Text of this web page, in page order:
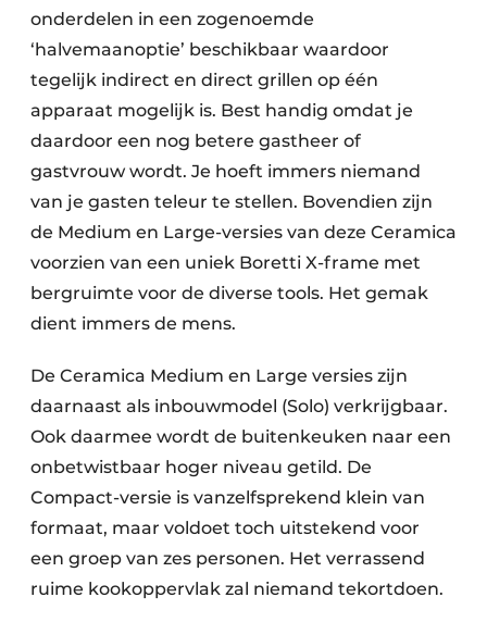
onderdelen in een zogenoemde
‘halvemaanoptie’ beschikbaar waardoor
tegelijk indirect en direct grillen op één
apparaat mogelijk is. Best handig omdat je
daardoor een nog betere gastheer of
gastvrouw wordt. Je hoeft immers niemand
van je gasten teleur te stellen. Bovendien zijn
de Medium en Large-versies van deze Ceramica
voorzien van een uniek Boretti X-frame met
bergruimte voor de diverse tools. Het gemak
dient immers de mens.
De Ceramica Medium en Large versies zijn
daarnaast als inbouwmodel (Solo) verkrijgbaar.
Ook daarmee wordt de buitenkeuken naar een
onbetwistbaar hoger niveau getild. De
Compact-versie is vanzelfsprekend klein van
formaat, maar voldoet toch uitstekend voor
een groep van zes personen. Het verrassend
ruime kookoppervlak zal niemand tekortdoen.